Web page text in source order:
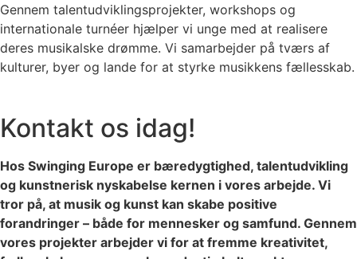
Gennem talentudviklingsprojekter, workshops og
internationale turnéer hjælper vi unge med at realisere
deres musikalske drømme. Vi samarbejder på tværs af
kulturer, byer og lande for at styrke musikkens fællesskab.
Kontakt os idag!
Hos Swinging Europe er bæredygtighed, talentudvikling
og kunstnerisk nyskabelse kernen i vores arbejde. Vi
tror på, at musik og kunst kan skabe positive
forandringer – både for mennesker og samfund. Gennem
vores projekter arbejder vi for at fremme kreativitet,